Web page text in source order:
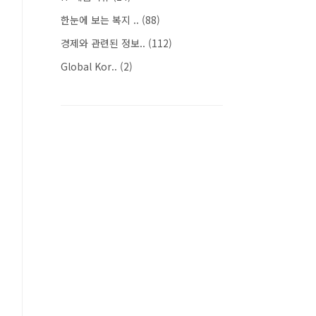
한눈에 보는 복지 .. (88)
경제와 관련된 정보.. (112)
Global Kor.. (2)